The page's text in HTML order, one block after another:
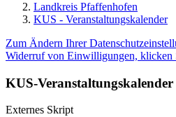
Landkreis Pfaffenhofen
KUS - Veranstaltungskalender
Zum Ändern Ihrer
Widerruf von Einwilligungen, klicken
KUS-Veranstaltungskalender
Externes Skript